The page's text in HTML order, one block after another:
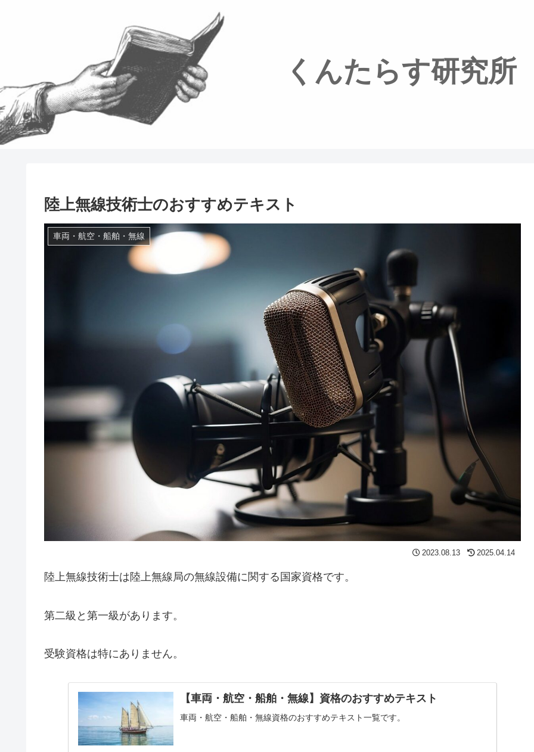
くんたらす研究所
陸上無線技術士のおすすめテキスト
車両・航空・船舶・無線
2023.08.13 2025.04.14
陸上無線技術士は陸上無線局の無線設備に関する国家資格です。
第二級と第一級があります。
受験資格は特にありません。
【車両・航空・船舶・無線】資格のおすすめテキスト
車両・航空・船舶・無線資格のおすすめテキスト一覧です。